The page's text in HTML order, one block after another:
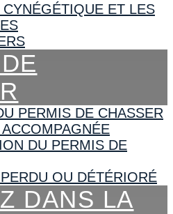
ET LES
PERMIS DE CHASSER
DU PERMIS DE
OU DÉTÉRIORÉ
DANS LA